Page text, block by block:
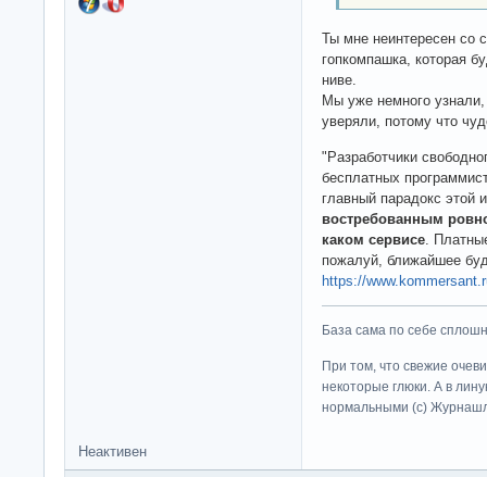
Ты мне неинтересен со
гопкомпашка, которая
ниве.
Мы уже немного
уверяли, потому что
"Разработчики
бесплатных
главный парадокс этой
востребованным
каком сервисе .
пожалуй, ближайшее
https://
База сама по себе
При том, что свежие
некоторые глюки. А в
нормальными (c)
Неактивен